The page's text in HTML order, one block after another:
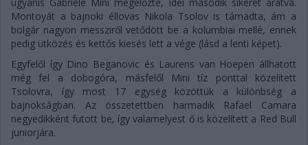
Montoyát a bajnoki éllovas Nikola Tsolov is támadta, ám a
bolgár nagyon messziről vetődött be a kolumbiai mellé, ennek
pedig ütközés és kettős kiesés lett a vége (lásd a lenti képet).
Egyfelől így Dino Beganovic és Laurens van Hoepen állhatott
még fel a dobogóra, másfelől Mini tíz ponttal közelített
Tsolovra, így most 17 egység közöttük a különbség a
bajnokságban. Az összetettben harmadik Rafael Camara
negyedikként futott be, így valamelyest ő is közelített a Red Bull
juniorjára.